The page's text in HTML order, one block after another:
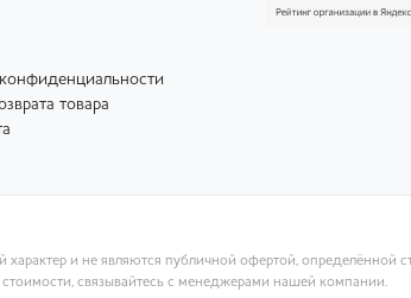
конфиденциальности
товара
и не являются публичной офертой, определённой
связывайтесь с менеджерами нашей компании.